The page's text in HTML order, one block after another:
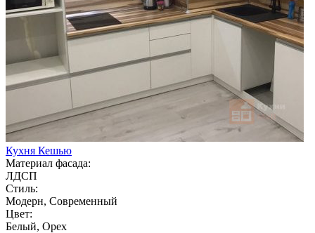
Кухня Кешью
Материал фасада:
ЛДСП
Стиль:
Модерн, Современный
Цвет:
Белый, Орех